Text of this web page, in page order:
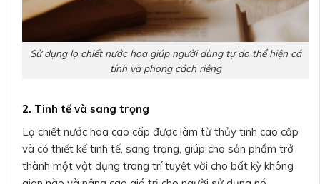
Sử dụng lọ chiết nước hoa giúp người dùng tự do thể hiện cá
tính và phong cách riêng
2. Tinh tế và sang trọng
Lọ chiết nước hoa cao cấp được làm từ thủy tinh cao cấp
và có thiết kế tinh tế, sang trọng, giúp cho sản phẩm trở
thành một vật dụng trang trí tuyệt vời cho bất kỳ không